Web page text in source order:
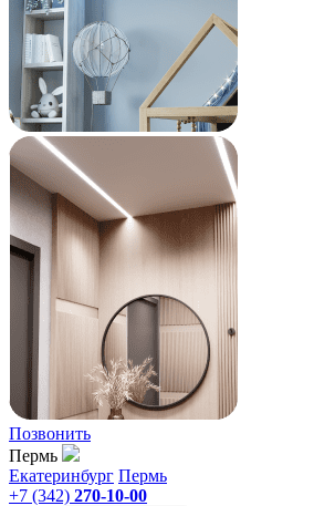
Позвонить
Пермь
Екатеринбург Пермь
+7 (342) 270-10-00